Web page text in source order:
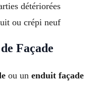
détériorées
ou crépi neuf
Façade
ou un enduit façade